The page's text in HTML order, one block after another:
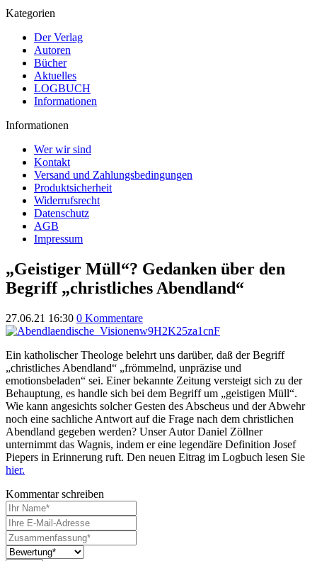
Kategorien
Der Verlag
Autoren
Bücher
Aktuelles
LOGBUCH
Informationen
Informationen
Wer wir sind
Kontakt
Versand und Zahlungsbedingungen
Produktsicherheit
Widerrufsrecht
Datenschutz
AGB
Impressum
„Geistiger Müll“? Gedanken über den
Begriff „christliches Abendland“
27.06.21 16:30 0 Kommentare
Ein katholischer Theologe belehrt uns darüber, daß der Begriff
„christliches Abendland“ „frömmelnd, unpräzise und
emotionsbeladen“ sei. Einer bekannte Zeitung versteigt sich zu der
Behauptung, es handle sich bei dem Begriff um „geistigen Müll“.
Wie kann angesichts solcher Gesten des Abscheus und der Abwehr
noch eine sachliche Antwort auf die Frage nach dem christlichen
Abendland gegeben werden? Unser Autor Daniel Zöllner
unternimmt das Wagnis, indem er eine legendäre Definition Josef
Piepers in Erinnerung ruft. Den neuen Eitrag im Logbuch lesen Sie
hier.
Kommentar schreiben